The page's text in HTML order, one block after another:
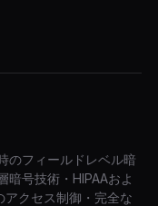
のフィールドレベル暗
暗号技術・HIPAAおよ
アクセス制御・完全な